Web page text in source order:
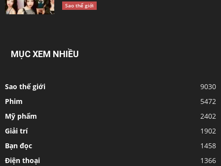
Sao thế giới
MỤC XEM NHIỀU
Sao thế giới
9030
Phim
5472
Mỹ phẩm
2402
Giải trí
1902
Bạn đọc
1458
Điện thoại
1366